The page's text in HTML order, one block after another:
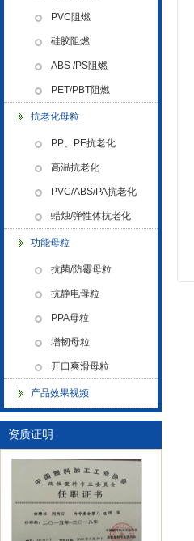
PVC阻燃
硅胶阻燃
ABS /PS阻燃
PET/PBT阻燃
抗老化母粒
PP、PE抗老化
高温抗老化
PVC/ABS/PA抗老化
蜡烛/弹性体抗老化
功能母粒
抗菌/防霉母粒
抗静电母粒
PPA母粒
增韧母粒
开口爽滑母粒
产品效果视频
资质证明
浙江省创新型企业稳定
金微纳米新材料 杭州）公司营
金微纳米（杭州）有限公司搬